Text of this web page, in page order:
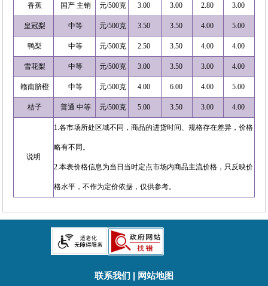
香蕉 国产 主销 元/500克 3.00 3.00 2.80 3.00
皇冠梨 中等 元/500克 3.50 3.50 4.00 5.00
鸭梨 中等 元/500克 2.50 3.50 4.00 4.00
雪花梨 中等 元/500克 3.00 3.50 3.00 4.00
赣南脐橙 中等 元/500克 4.00 6.00 4.00 5.00
桔子 普通 中等 元/500克 5.00 3.50 3.00 4.00
说明
1.各市场所处区域不同，商品的进货时间、规格存在差异，价格
略有不同。
2.本表价格信息为当日当时定点市场内商品主流价格，只反映价
格水平，不作为定价依据，仅供参考。